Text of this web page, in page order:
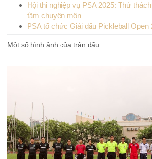
Hội thi nghiệp vụ PSA 2025: Thử
tầm chuyên môn
PSA tổ chức Giải đấu Pickleball Open
Một số hình ảnh của trận đấu: